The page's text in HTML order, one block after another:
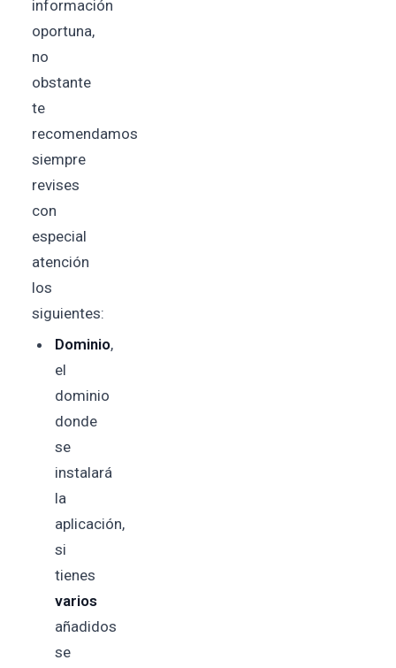
información
oportuna,
no
obstante
te
recomendamos
siempre
revises
con
especial
atención
los
siguientes:
Dominio,
el
dominio
donde
se
instalará
la
aplicación,
si
tienes
varios
añadidos
se